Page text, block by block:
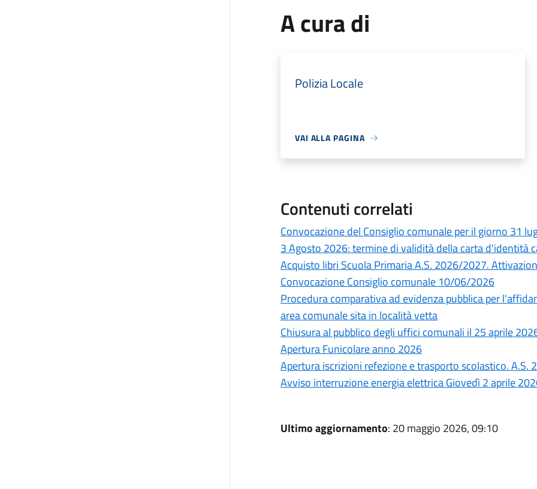
A cura di
Polizia Locale
VAI ALLA PAGINA
Contenuti correlati
Convocazione del Consiglio comunale per il giorno 31
3 Agosto 2026: termine di validità della carta d'identità
Acquisto libri Scuola Primaria A.S. 2026/2027.
Convocazione Consiglio comunale 10/06/2026
Procedura comparativa ad evidenza pubblica per
area comunale sita in località vetta
Chiusura al pubblico degli uffici comunali il 25 aprile
Apertura Funicolare anno 2026
Apertura iscrizioni refezione e trasporto scolastico. A.S.
Avviso interruzione energia elettrica Giovedì 2 aprile
Ultimo aggiornamento: 20 maggio 2026, 09:10